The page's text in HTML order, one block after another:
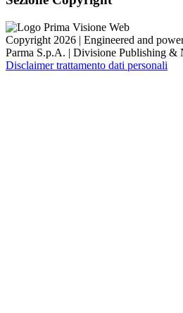
Copyright 2026 | Engineered and
Parma S.p.A. | Divisione Publishing &
Disclaimer trattamento dati personali